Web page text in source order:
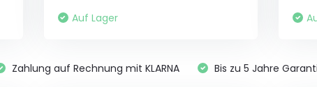
Auf Lager
Zahlung auf Rechnung mit KLARNA Bis zu 5 Jahre